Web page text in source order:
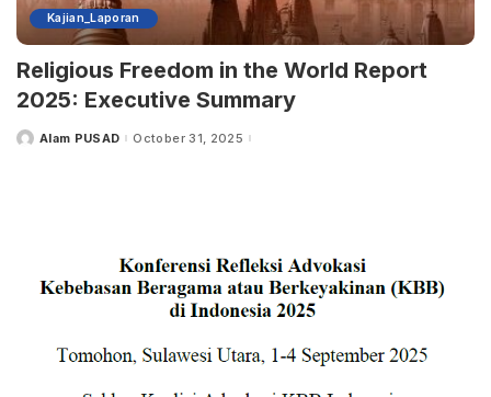
Kajian_Laporan
Religious Freedom in the World Report
2025: Executive Summary
PostedAlam PUSAD October 31, 2025